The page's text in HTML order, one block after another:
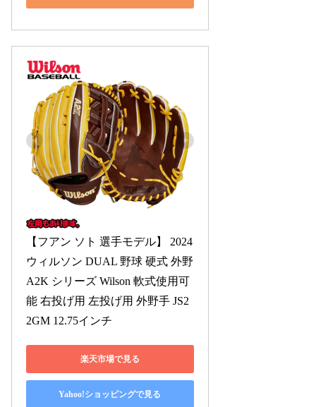
【フアン ソト 選手モデル】 2024
ウィルソン DUAL 野球 硬式 外野
A2K シリーズ Wilson 軟式使用可
能 右投げ用 左投げ用 外野手 JS2
2GM 12.75インチ
楽天市場で見る
Yahoo!ショッピングで見る